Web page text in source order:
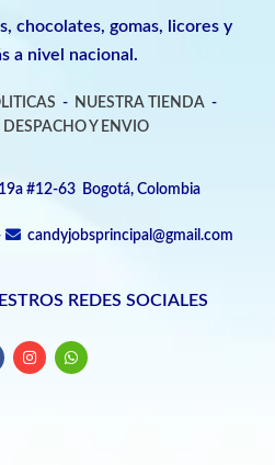
chocolates, gomas, licores y
a nivel nacional.
- NUESTRA TIENDA -
DESPACHO Y ENVIO
#12-63 Bogotá, Colombia
candyjobsprincipal@gmail.com
REDES SOCIALES